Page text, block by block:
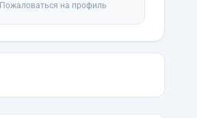
Пожаловаться на профиль